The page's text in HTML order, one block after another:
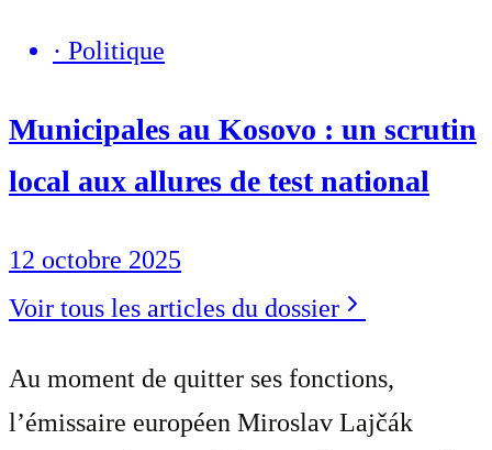
· Politique
Municipales au Kosovo : un scrutin
local aux allures de test national
12 octobre 2025
Voir tous les articles du dossier
Au moment de quitter ses fonctions,
l’émissaire européen Miroslav Lajčák